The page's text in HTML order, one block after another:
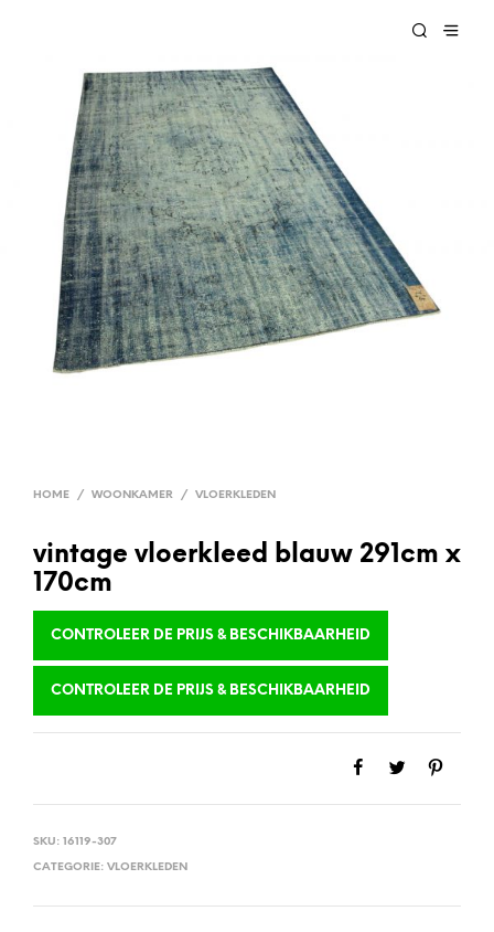
HOME / WOONKAMER / VLOERKLEDEN
vintage vloerkleed blauw 291cm x
170cm
CONTROLEER DE PRIJS & BESCHIKBAARHEID
CONTROLEER DE PRIJS & BESCHIKBAARHEID
SKU: 16119-307
CATEGORIE: VLOERKLEDEN